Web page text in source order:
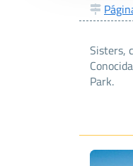
Sisters,
Park.